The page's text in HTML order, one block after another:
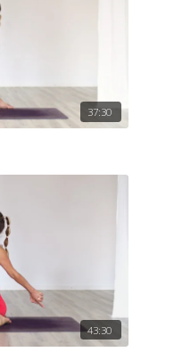
37:30
43:30